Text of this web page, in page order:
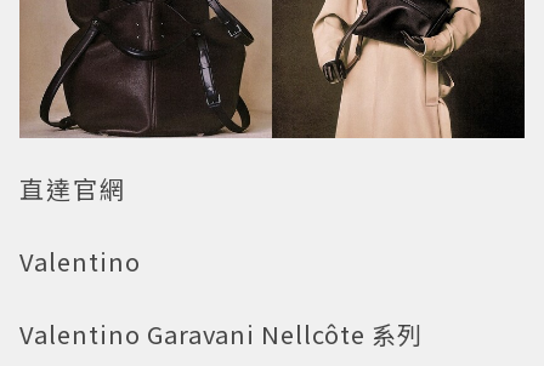
直達官網
Valentino
Valentino Garavani Nellcôte 系列